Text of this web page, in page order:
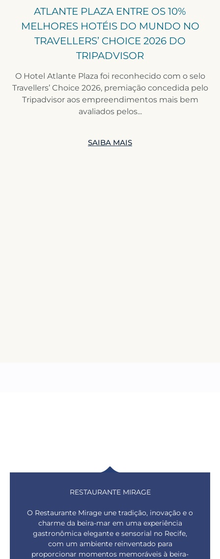
ATLANTE PLAZA ENTRE OS 10%
MELHORES HOTÉIS DO MUNDO NO
TRAVELLERS’ CHOICE 2026 DO
TRIPADVISOR
O Hotel Atlante Plaza foi reconhecido com o selo
Travellers’ Choice 2026, premiação concedida pelo
Tripadvisor aos empreendimentos mais bem
avaliados pelos...
SAIBA MAIS
RESTAURANTE MIRAGE
O Restaurante Mirage une tradição, inovação e o
charme da beira-mar em uma experiência
gastronômica elegante e sensorial no Recife,
com um ambiente reinventado para
proporcionar momentos memoráveis à beira-